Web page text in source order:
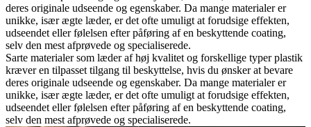
deres originale udseende og egenskaber. Da mange materialer er
unikke, især ægte læder, er det ofte umuligt at forudsige effekten,
udseendet eller følelsen efter påføring af en beskyttende coating,
selv den mest afprøvede og specialiserede.
Sarte materialer som læder af høj kvalitet og forskellige typer plastik
kræver en tilpasset tilgang til beskyttelse, hvis du ønsker at bevare
deres originale udseende og egenskaber. Da mange materialer er
unikke, især ægte læder, er det ofte umuligt at forudsige effekten,
udseendet eller følelsen efter påføring af en beskyttende coating,
selv den mest afprøvede og specialiserede.